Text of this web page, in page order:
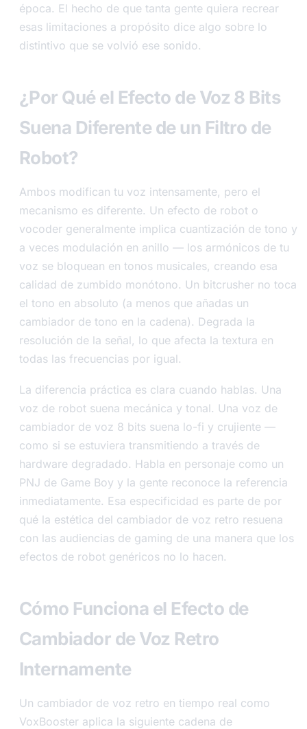
época. El hecho de que tanta gente quiera recrear
esas limitaciones a propósito dice algo sobre lo
distintivo que se volvió ese sonido.
¿Por Qué el Efecto de Voz 8 Bits
Suena Diferente de un Filtro de
Robot?
Ambos modifican tu voz intensamente, pero el
mecanismo es diferente. Un efecto de robot o
vocoder generalmente implica cuantización de tono y
a veces modulación en anillo — los armónicos de tu
voz se bloquean en tonos musicales, creando esa
calidad de zumbido monótono. Un bitcrusher no toca
el tono en absoluto (a menos que añadas un
cambiador de tono en la cadena). Degrada la
resolución de la señal, lo que afecta la textura en
todas las frecuencias por igual.
La diferencia práctica es clara cuando hablas. Una
voz de robot suena mecánica y tonal. Una voz de
cambiador de voz 8 bits suena lo-fi y crujiente —
como si se estuviera transmitiendo a través de
hardware degradado. Habla en personaje como un
PNJ de Game Boy y la gente reconoce la referencia
inmediatamente. Esa especificidad es parte de por
qué la estética del cambiador de voz retro resuena
con las audiencias de gaming de una manera que los
efectos de robot genéricos no lo hacen.
Cómo Funciona el Efecto de
Cambiador de Voz Retro
Internamente
Un cambiador de voz retro en tiempo real como
VoxBooster aplica la siguiente cadena de